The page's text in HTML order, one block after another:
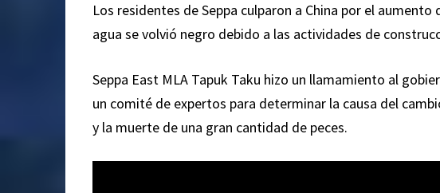
Los residentes de Seppa culparon a China por el
agua se volvió negro debido a las actividades de
Seppa East MLA Tapuk Taku hizo un llamamiento al
un comité de expertos para determinar la causa del
y la muerte de una gran cantidad de peces.